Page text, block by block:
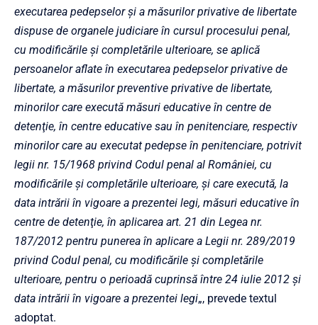
executarea pedepselor şi a măsurilor privative de libertate
dispuse de organele judiciare în cursul procesului penal,
cu modificările şi completările ulterioare, se aplică
persoanelor aflate în executarea pedepselor privative de
libertate, a măsurilor preventive privative de libertate,
minorilor care execută măsuri educative în centre de
detenţie, în centre educative sau în penitenciare, respectiv
minorilor care au executat pedepse în penitenciare, potrivit
legii nr. 15/1968 privind Codul penal al României, cu
modificările şi completările ulterioare, şi care execută, la
data intrării în vigoare a prezentei legi, măsuri educative în
centre de detenţie, în aplicarea art. 21 din Legea nr.
187/2012 pentru punerea în aplicare a Legii nr. 289/2019
privind Codul penal, cu modificările şi completările
ulterioare, pentru o perioadă cuprinsă între 24 iulie 2012 şi
data intrării în vigoare a prezentei legi„, prevede textul
adoptat.